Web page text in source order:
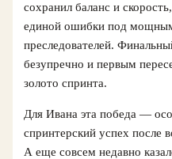
сохранил баланс и
единой ошибки под
преследователей.
безупречно и первым
золото спринта.
Для Ивана эта победа —
спринтерский успех после
А еще совсем недавно